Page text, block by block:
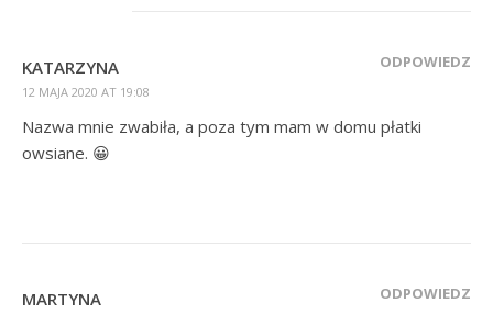
KATARZYNA
12 MAJA 2020 AT 19:08
ODPOWIEDZ
Nazwa mnie zwabiła, a poza tym mam w domu płatki
owsiane. 😀
MARTYNA ODPOWIEDZ